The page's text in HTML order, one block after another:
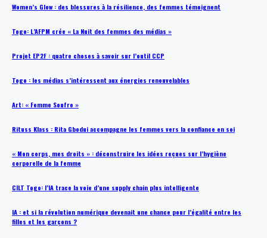
Women’s Glow : des blessures à la résilience, des femmes témoignent
Togo: L’AFPM crée « La Nuit des femmes des médias »
Projet EP2F : quatre choses à savoir sur l’outil CCP
Togo : les médias s’intéressent aux énergies renouvelables
Art: « Femme Soufre »
Rituss Klass : Rita Gbodui accompagne les femmes vers la confiance en soi
« Mon corps, mes droits » : déconstruire les idées reçues sur l’hygiène
corporelle de la femme
CILT Togo: l’IA trace la voie d’une supply chain plus intelligente
IA : et si la révolution numérique devenait une chance pour l’égalité entre les
filles et les garçons ?